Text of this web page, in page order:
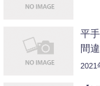
平
間
2021